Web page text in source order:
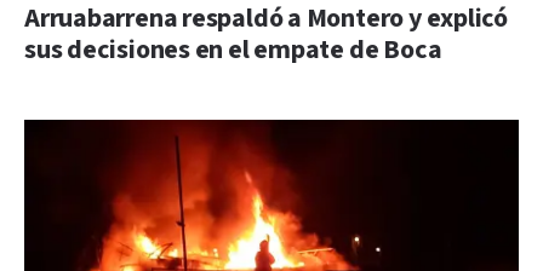
Arruabarrena respaldó a Montero y explicó
sus decisiones en el empate de Boca